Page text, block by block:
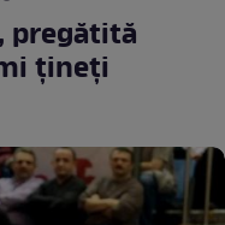
pregătită
ţineţi